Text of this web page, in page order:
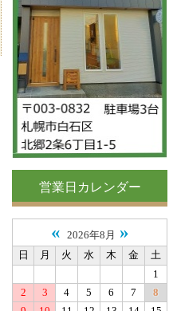
営業日カレンダー
« 2026年8月 »
日 月 火 水 木 金
土
1
2
3 4 5 6 7
8